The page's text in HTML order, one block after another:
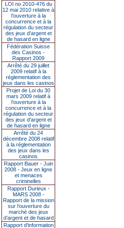
LOI no 2010-476 du
12 mai 2010 relative à
l’ouverture à la
concurrence et à la
régulation du secteur
des jeux d’argent et
de hasard en ligne
Fédération Suisse
des Casinos -
Rapport 2009
Arrêté du 29 juillet
2009 relatif à la
réglementation des
jeux dans les casinos
Projet de Loi du 30
mars 2009 relatif à
l’ouverture à la
concurrence et à la
régulation du secteur
des jeux d’argent et
de hasard en ligne
Arrêté du 24
décembre 2008 relatif
à la réglementation
des jeux dans les
casinos
Rapport Bauer - Juin
2008 - Jeux en ligne
et menaces
criminelles
Rapport Durieux -
MARS 2008 -
Rapport de la mission
sur l’ouverture du
marché des jeux
d’argent et de hasard
Rapport d'information